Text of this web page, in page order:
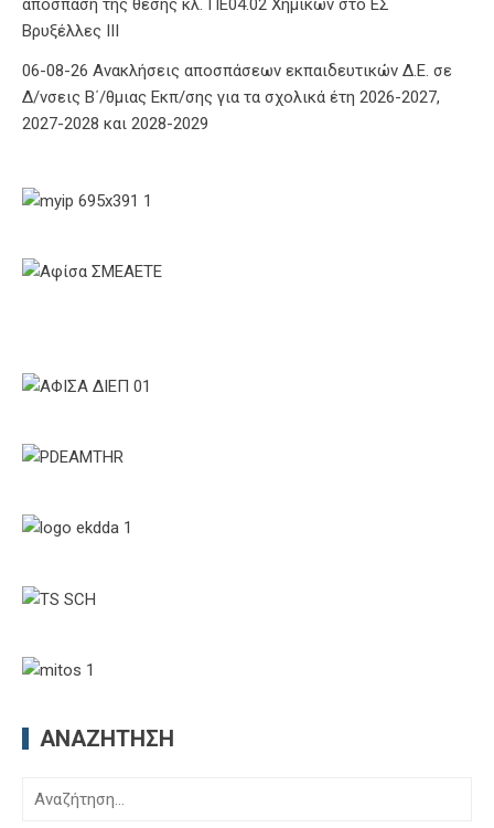
απόσπαση της θέσης κλ. ΠΕ04.02 Χημικών στο ΕΣ
Βρυξέλλες ΙΙΙ
06-08-26 Ανακλήσεις αποσπάσεων εκπαιδευτικών Δ.Ε. σε
Δ/νσεις Β΄/θμιας Εκπ/σης για τα σχολικά έτη 2026-2027,
2027-2028 και 2028-2029
ΑΝΑΖΉΤΗΣΗ
Αναζήτηση